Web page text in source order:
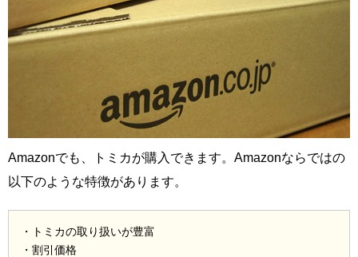
Amazonでも、トミカが購入できます。Amazonならではの
以下のような特徴があります。
・トミカの取り扱いが豊富
・割引価格